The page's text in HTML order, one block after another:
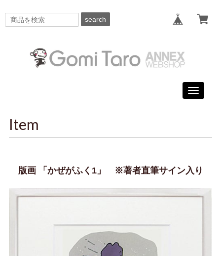
search
Toggle
Item
版画 「かぜがふく1」 ※著者直筆サイン入り